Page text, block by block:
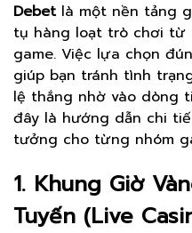
Debet là một nền tảng
tụ hàng loạt trò chơi từ
game. Việc lựa chọn
giúp bạn tránh tình
lệ thắng nhờ vào dòng
đây là hướng dẫn chi
tưởng cho từng nhóm
1. Khung Giờ
Tuyến (Live